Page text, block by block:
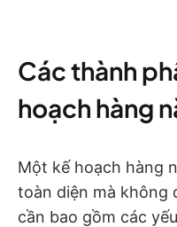
Các thành
hoạch hàng
Một kế hoạch hàng
toàn diện mà không
cần bao gồm các